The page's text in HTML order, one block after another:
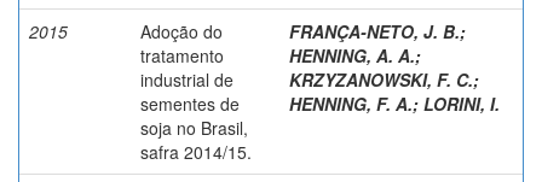
2015
Adoção do
tratamento
industrial de
sementes de
soja no Brasil,
safra 2014/15.
FRANÇA-NETO, J. B.;
HENNING, A. A.;
KRZYZANOWSKI, F. C.;
HENNING, F. A.; LORINI, I.